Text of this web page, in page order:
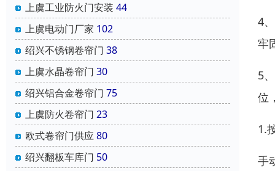
上虞工业防火门安装 44
上虞电动门厂家 102
绍兴不锈钢卷帘门 38
上虞水晶卷帘门 30
绍兴铝合金卷帘门 75
上虞防火卷帘门 23
欧式卷帘门供应80
绍兴翻板车库门 50
4
牢
5
位
1.
手